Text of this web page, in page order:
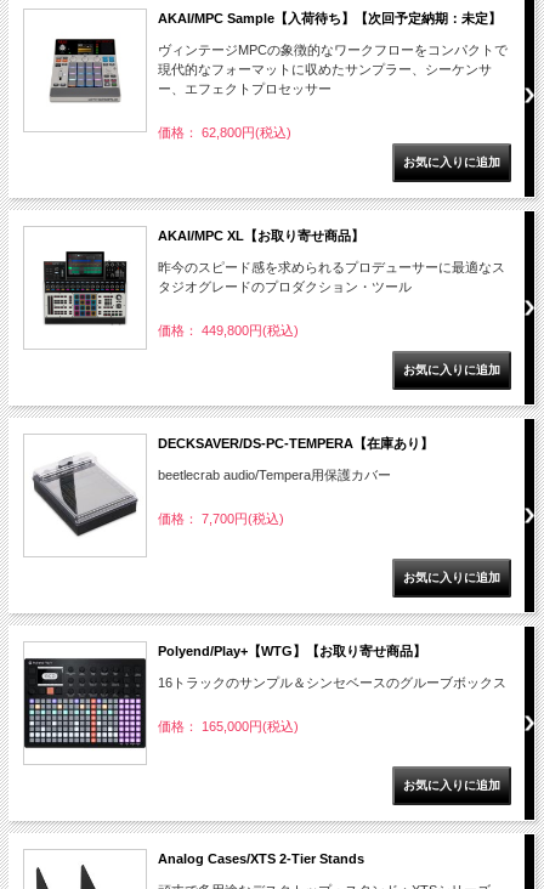
AKAI/MPC Sample【入荷待ち】【次回予定納期：未定】
ヴィンテージMPCの象徴的なワークフローをコンパクトで
現代的なフォーマットに収めたサンプラー、シーケンサ
ー、エフェクトプロセッサー
価格： 62,800円(税込)
AKAI/MPC XL【お取り寄せ商品】
昨今のスピード感を求められるプロデューサーに最適なス
タジオグレードのプロダクション・ツール
価格： 449,800円(税込)
DECKSAVER/DS-PC-TEMPERA【在庫あり】
beetlecrab audio/Tempera用保護カバー
価格： 7,700円(税込)
Polyend/Play+【WTG】【お取り寄せ商品】
16トラックのサンプル＆シンセベースのグルーブボックス
価格： 165,000円(税込)
Analog Cases/XTS 2-Tier Stands